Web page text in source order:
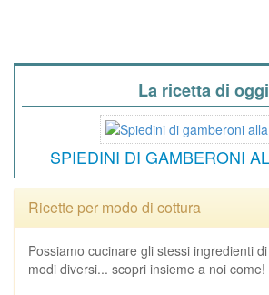
La ricetta di oggi
SPIEDINI DI GAMBERONI
Ricette per modo di cottura
Possiamo cucinare gli stessi ingredienti
modi diversi... scopri insieme a noi come!